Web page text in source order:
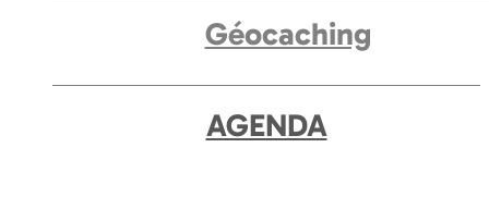
Géocaching
AGENDA